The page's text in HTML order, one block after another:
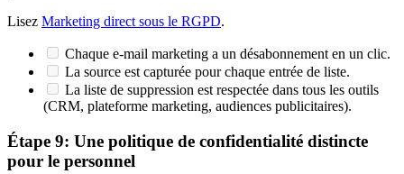
Lisez Marketing direct sous le RGPD.
Chaque e-mail marketing a un désabonnement en un clic.
La source est capturée pour chaque entrée de liste.
La liste de suppression est respectée dans tous les outils
(CRM, plateforme marketing, audiences publicitaires).
Étape 9: Une politique de confidentialité distincte
pour le personnel